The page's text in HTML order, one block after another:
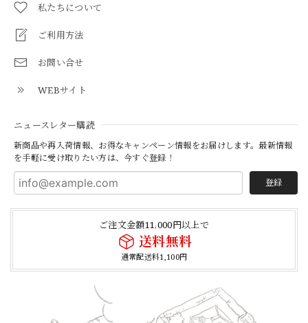
私たちについて
ご利用方法
お問い合せ
WEBサイト
ニュースレター購読
新商品や再入荷情報、お得なキャンペーン情報をお届けします。最新情報
を手軽に受け取りたい方は、今すぐ登録！
登録
ご注文金額11,000円以上で
送料無料
通常配送料1,100円